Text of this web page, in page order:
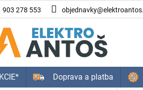
903 278 553
Doprava a platba